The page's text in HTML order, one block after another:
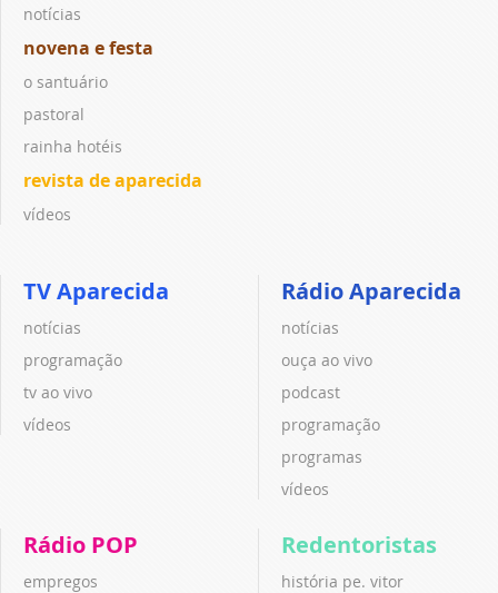
notícias
novena e festa
o santuário
pastoral
rainha hotéis
revista de aparecida
vídeos
TV Aparecida
notícias
programação
tv ao vivo
vídeos
Rádio Aparecida
notícias
ouça ao vivo
podcast
programação
programas
vídeos
Rádio POP
empregos
Redentoristas
história pe. vitor